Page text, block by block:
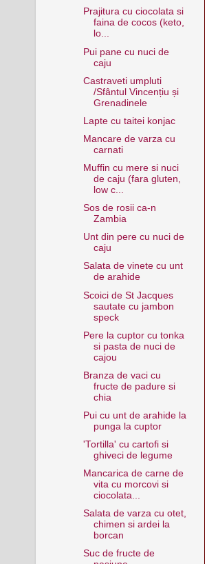
Prajitura cu ciocolata si
faina de cocos (keto,
lo...
Pui pane cu nuci de
caju
Castraveti umpluti
/Sfântul Vincențiu și
Grenadinele
Lapte cu taitei konjac
Mancare de varza cu
carnati
Muffin cu mere si nuci
de caju (fara gluten,
low c...
Sos de rosii ca-n
Zambia
Unt din pere cu nuci de
caju
Salata de vinete cu unt
de arahide
Scoici de St Jacques
sautate cu jambon
speck
Pere la cuptor cu tonka
si pasta de nuci de
cajou
Branza de vaci cu
fructe de padure si
chia
Pui cu unt de arahide la
punga la cuptor
'Tortilla' cu cartofi si
ghiveci de legume
Mancarica de carne de
vita cu morcovi si
ciocolata...
Salata de varza cu otet,
chimen si ardei la
borcan
Suc de fructe de